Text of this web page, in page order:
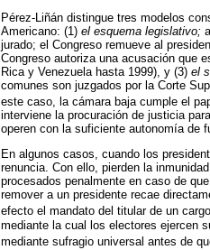
Pérez-Liñán distingue tres modelos
Americano: (1) el esquema legislativo;
jurado; el Congreso remueve al
Congreso autoriza una acusación que
Rica y Venezuela hasta 1999), y (3) el
comunes son juzgados por la Corte
este caso, la cámara baja cumple el
interviene la procuración de justicia
operen con la suficiente autonomía de
En algunos casos, cuando los
renuncia. Con ello, pierden la
procesados penalmente en caso de
remover a un presidente recae
efecto el mandato del titular de un
mediante la cual los electores ejercen
mediante sufragio universal antes de